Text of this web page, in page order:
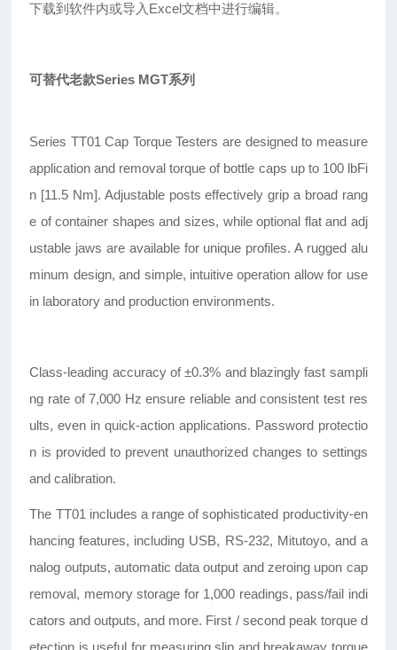
下载到软件内或导入Excel文档中进行编辑。
可替代老款Series MGT系列
Series TT01 Cap Torque Testers are designed to measure
application and removal torque of bottle caps up to 100 lbFi
n [11.5 Nm]. Adjustable posts effectively grip a broad rang
e of container shapes and sizes, while optional flat and adj
ustable jaws are available for unique profiles. A rugged alu
minum design, and simple, intuitive operation allow for use
in laboratory and production environments.
Class-leading accuracy of ±0.3% and blazingly fast sampli
ng rate of 7,000 Hz ensure reliable and consistent test res
ults, even in quick-action applications. Password protectio
n is provided to prevent unauthorized changes to settings
and calibration.
The TT01 includes a range of sophisticated productivity-en
hancing features, including USB, RS-232, Mitutoyo, and a
nalog outputs, automatic data output and zeroing upon cap
removal, memory storage for 1,000 readings, pass/fail indi
cators and outputs, and more. First / second peak torque d